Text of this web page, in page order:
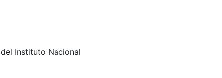
Instituto Nacional